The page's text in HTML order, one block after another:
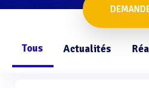
Tous Actualités